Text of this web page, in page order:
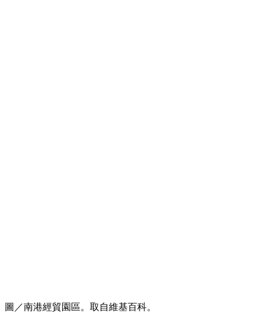
圖／南港經貿園區。取自維基百科。